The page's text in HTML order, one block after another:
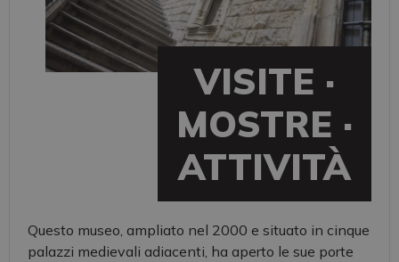
VISITE ·
MOSTRE ·
ATTIVITÀ
Questo museo, ampliato nel 2000 e situato in cinque
palazzi medievali adiacenti, ha aperto le sue porte